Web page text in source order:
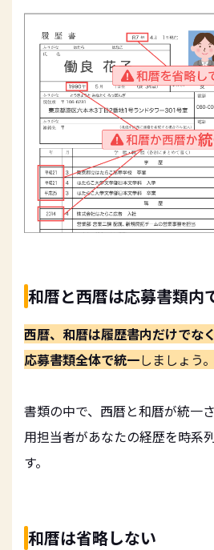
和暦と西暦は応募書類内
西暦、和暦は履歴書内だけでな
応募書類全体で統一しましょう。
書類の中で、西暦と和暦が統一
用担当者があなたの経歴を時系
す。
和暦は省略しない